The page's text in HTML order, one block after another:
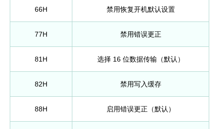
66H 禁用恢复开机默认设置
77H 禁用错误更正
81H 选择 16 位数据传输（默认）
82H 禁用写入缓存
88H 启用错误更正（默认）